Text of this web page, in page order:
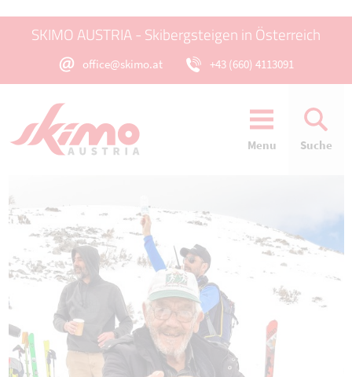
SKIMO AUSTRIA - Skibergsteigen in Österreich
office@skimo.at +43 (660) 4113091
Menu Suche